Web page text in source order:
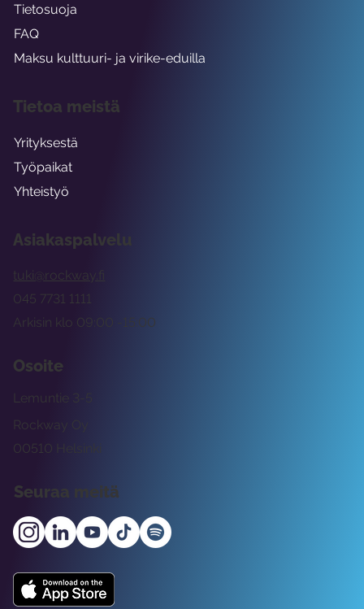
Asiakaspalvelu
tuki@rockway.fi
Arkisin klo 09:00 -15:00
045 7731 1111
Osoite
Rockway Oy
Lemuntie 3-5
00510 Helsinki
Seuraa meitä
Tietosuoja
FAQ
Maksu kulttuuri- ja virike-eduilla
Tietoa meistä
Yrityksestä
Työpaikat
Yhteistyö